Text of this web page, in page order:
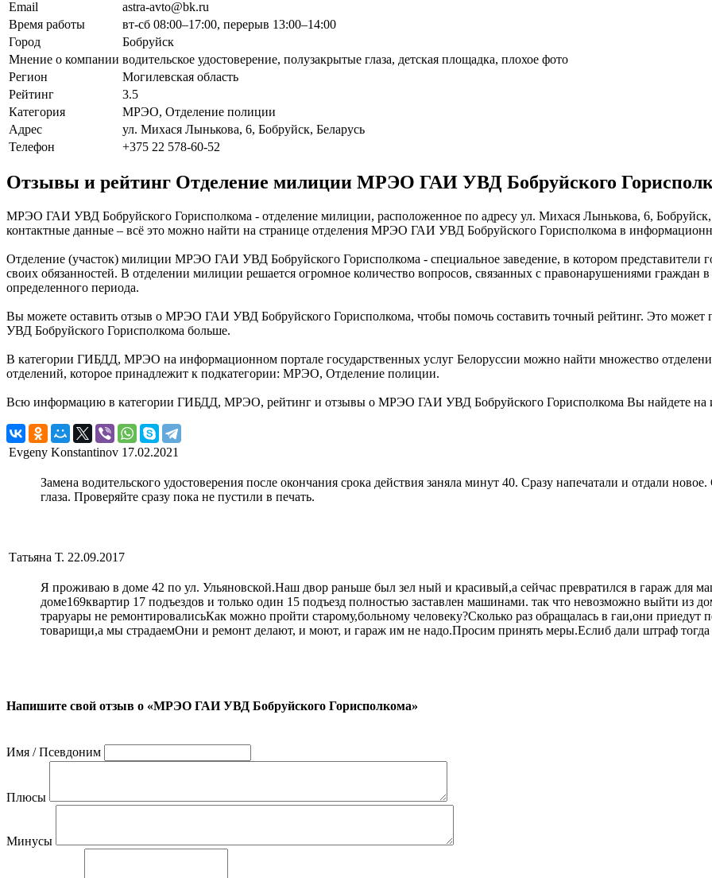
Email
astra-avto@bk.ru
Время работы
вт-сб 08:00–17:00, перерыв 13:00–14:00
Город
Бобруйск
Мнение о компании водительское удостоверение, полузакрытые глаза, детская площадка, плохое фото
Регион
Могилевская область
Рейтинг
3.5
Категория
МРЭО, Отделение полиции
Адрес
ул. Михася Лынькова, 6, Бобруйск, Беларусь
Телефон
+375 22 578-60-52
Отзывы и рейтинг Отделение милиции МРЭО ГАИ УВД Бобруйского
МРЭО ГАИ УВД Бобруйского Горисполкома - отделение милиции, расположенное по адресу ул. Михася Лынькова, 6,
контактные данные – всё это можно найти на странице отделения МРЭО ГАИ УВД Бобруйского Горисполкома в
Отделение (участок) милиции МРЭО ГАИ УВД Бобруйского Горисполкома - специальное заведение, в котором представители
своих обязанностей. В отделении милиции решается огромное количество вопросов, связанных с правонарушениями граждан
определенного периода.
Вы можете оставить отзыв о МРЭО ГАИ УВД Бобруйского Горисполкома, чтобы помочь составить точный рейтинг. Это
УВД Бобруйского Горисполкома больше.
В категории ГИБДД, МРЭО на информационном портале государственных услуг Белоруссии можно найти множество
отделений, которое принадлежит к подкатегории: МРЭО, Отделение полиции.
Всю информацию в категории ГИБДД, МРЭО, рейтинг и отзывы о МРЭО ГАИ УВД Бобруйского Горисполкома Вы найдете на
Evgeny Konstantinov 17.02.2021
Замена водительского удостоверения после окончания срока действия заняла минут 40. Сразу напечатали и отдали
глаза. Проверяйте сразу пока не пустили в печать.
Татьяна Т. 22.09.2017
Я проживаю в доме 42 по ул. Ульяновской.Наш двор раньше был зел ный и красивый,а сейчас превратился в гараж для
доме169квартир 17 подъездов и только один 15 подъезд полностью заставлен машинами. так что невозможно выйти из
траруары не ремонтировалисьКак можно пройти старому,больному человеку?Сколько раз обращалась в гаи,они приедут
товарищи,а мы страдаемОни и ремонт делают, и моют, и гараж им не надо.Просим принять меры.Еслиб дали штраф тогда
Напишите свой отзыв о «МРЭО ГАИ УВД Бобруйского Горисполкома»
Имя / Псевдоним
Плюсы
Минусы